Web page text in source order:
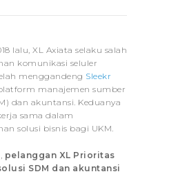
lalu, XL Axiata selaku salah
komunikasi seluler
menggandeng Sleekr
manajemen sumber
dan akuntansi. Keduanya
sama dalam
solusi bisnis bagi UKM.
pelanggan XL Prioritas
SDM dan akuntansi